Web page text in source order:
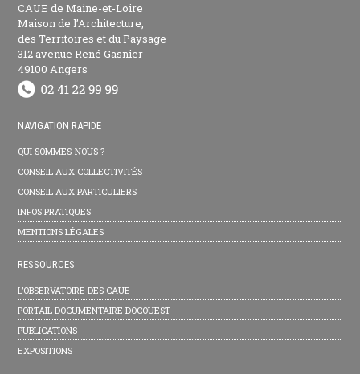
CAUE de Maine-et-Loire
Maison de l’Architecture,
des Territoires et du Paysage
312 avenue René Gasnier
49100 Angers
NAVIGATION RAPIDE
QUI SOMMES-NOUS ?
CONSEIL AUX COLLECTIVITÉS
CONSEIL AUX PARTICULIERS
INFOS PRATIQUES
MENTIONS LÉGALES
RESSOURCES
L’OBSERVATOIRE DES CAUE
PORTAIL DOCUMENTAIRE DOCOUEST
PUBLICATIONS
EXPOSITIONS